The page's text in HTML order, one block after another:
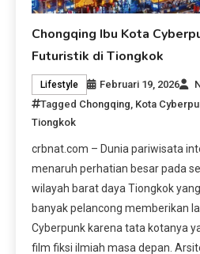
Chongqing Ibu Kota
Futuristik di Tiongkok
Lifestyle Februari 19, 2026
Tagged Chongqing Kota
Tiongkok
crbnat.com – Dunia pariwisata
menaruh perhatian besar pada
wilayah barat daya Tiongkok
banyak pelancong memberikan
Cyberpunk karena tata kotanya
film fiksi ilmiah masa depan.